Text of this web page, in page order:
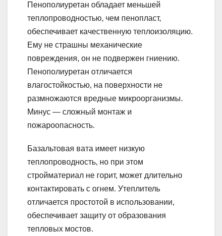
Пенополиуретан обладает меньшей
теплопроводностью, чем пенопласт,
обеспечивает качественную теплоизоляцию.
Ему не страшны механические
повреждения, он не подвержен гниению.
Пенополиуретан отличается
влагостойкостью, на поверхности не
размножаются вредные микроорганизмы.
Минус — сложный монтаж и
пожароопасность.
Базальтовая вата имеет низкую
теплопроводность, но при этом
стройматериал не горит, может длительно
контактировать с огнем. Утеплитель
отличается простотой в использовании,
обеспечивает защиту от образования
тепловых мостов.